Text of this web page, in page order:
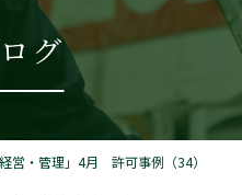
グ
経営・管理」4月 許可事例（34）